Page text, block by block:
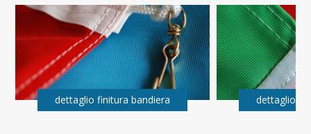
dettaglio finitura bandiera dettaglio